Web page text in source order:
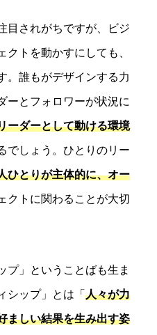
目されがちですが、ビジ
クトを動かすにしても、
。誰もがデザインする力
ーとフォロワーが状況に
ーダーとして動ける環境
でしょう。ひとりのリー
ひとりが主体的に、オー
クトに関わることが大切
プ」ということばも生ま
シップ」とは「 人々が力
ましい結果を生み出す姿